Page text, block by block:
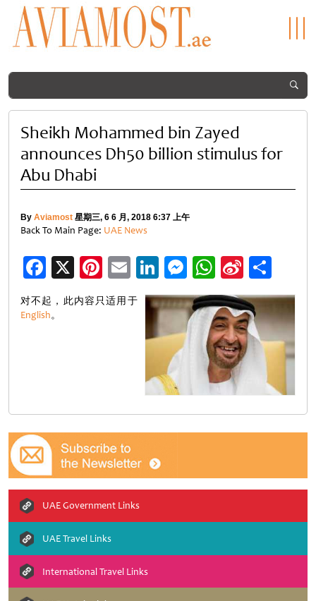
Sheikh Mohammed bin Zayed
announces Dh50 billion stimulus for
Abu Dhabi
By Aviamost 星期三, 6 6 月, 2018 6:37 上午
Back To Main Page: UAE News
Facebook
X Pinterest
EmailLinkedIn
Messenger
WhatsApp
Sina
Weibo
享
对不起，此内容只适用于
English。
UAE Government Links
UAE Travel Links
International Travel Links